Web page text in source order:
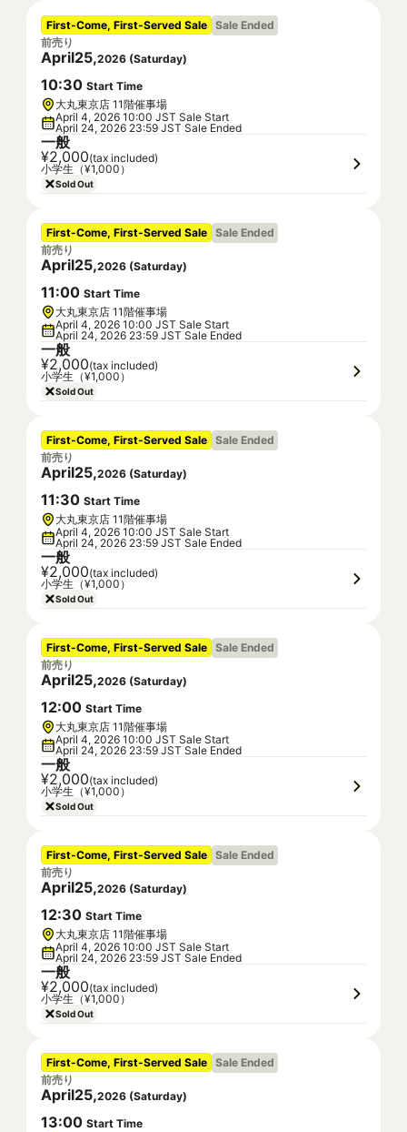
First-Come, First-Served Sale Sale Ended
前売り
April25,2026 (Saturday)
10:30 Start Time
大丸東京店 11階催事場
April 4, 2026 10:00 JST Sale Start
April 24, 2026 23:59 JST Sale Ended
一般
¥2,000(tax included)
小学生（¥1,000）
Sold Out
First-Come, First-Served Sale Sale Ended
前売り
April25,2026 (Saturday)
11:00 Start Time
大丸東京店 11階催事場
April 4, 2026 10:00 JST Sale Start
April 24, 2026 23:59 JST Sale Ended
一般
¥2,000(tax included)
小学生（¥1,000）
Sold Out
First-Come, First-Served Sale Sale Ended
前売り
April25,2026 (Saturday)
11:30 Start Time
大丸東京店 11階催事場
April 4, 2026 10:00 JST Sale Start
April 24, 2026 23:59 JST Sale Ended
一般
¥2,000(tax included)
小学生（¥1,000）
Sold Out
First-Come, First-Served Sale Sale Ended
前売り
April25,2026 (Saturday)
12:00 Start Time
大丸東京店 11階催事場
April 4, 2026 10:00 JST Sale Start
April 24, 2026 23:59 JST Sale Ended
一般
¥2,000(tax included)
小学生（¥1,000）
Sold Out
First-Come, First-Served Sale Sale Ended
前売り
April25,2026 (Saturday)
12:30 Start Time
大丸東京店 11階催事場
April 4, 2026 10:00 JST Sale Start
April 24, 2026 23:59 JST Sale Ended
一般
¥2,000(tax included)
小学生（¥1,000）
Sold Out
First-Come, First-Served Sale Sale Ended
前売り
April25,2026 (Saturday)
13:00 Start Time